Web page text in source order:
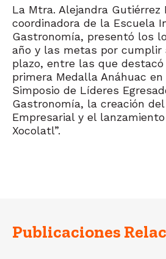
La Mtra. Alejandra Gutiérrez
coordinadora de la Escuela
Gastronomía, presentó los
año y las metas por cumplir
plazo, entre las que
primera Medalla Anáhuac
Simposio de Líderes
Gastronomía, la creación del
Empresarial y el
Xocolatl”.
Publicaciones